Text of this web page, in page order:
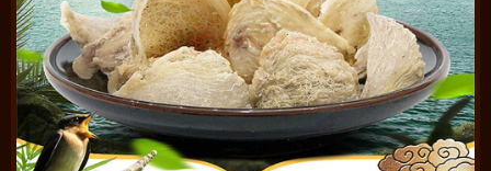
yến trắng, yên hồng và yến huyết. Do đặc tính và nơi làm tổ
của chim yến đã tạo ra màu sắc khác nhau, tổ yến màu càng
đậm thì giá trị dinh dưỡng càng cao, chi phí cũng cao hơn. Tuy
nhiên, tổ yến trắng sơ chế vẫn là loại được được ưa chuộng và
sử dụng phổ biến nhất.
Khánh Hòa là nơi có chất lượng yến